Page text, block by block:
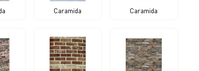
Caramida Caramida